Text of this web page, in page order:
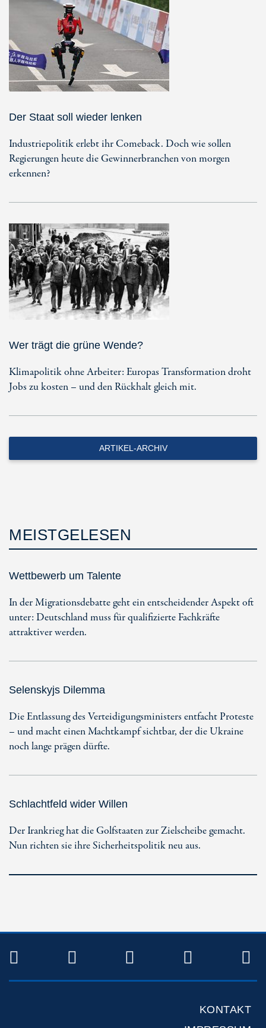
Der Staat soll wieder lenken
Industriepolitik erlebt ihr Comeback. Doch wie sollen
Regierungen heute die Gewinnerbranchen von morgen
erkennen?
Wer trägt die grüne Wende?
Klimapolitik ohne Arbeiter: Europas Transformation droht
Jobs zu kosten – und den Rückhalt gleich mit.
ARTIKEL-ARCHIV
MEISTGELESEN
Wettbewerb um Talente
In der Migrationsdebatte geht ein entscheidender Aspekt oft
unter: Deutschland muss für qualifizierte Fachkräfte
attraktiver werden.
Selenskyjs Dilemma
Die Entlassung des Verteidigungsministers entfacht Proteste
– und macht einen Machtkampf sichtbar, der die Ukraine
noch lange prägen dürfte.
Schlachtfeld wider Willen
Der Irankrieg hat die Golfstaaten zur Zielscheibe gemacht.
Nun richten sie ihre Sicherheitspolitik neu aus.
TWITTERFACEBOOKINSTAGRAM
KONTAKT